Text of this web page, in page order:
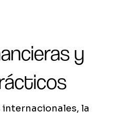
y
internacionales, la